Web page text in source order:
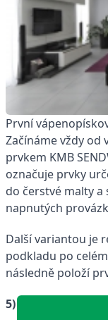
První
Začínáme vždy od
prvkem KMB
označuje prvky
do čerstvé malty
napnutých
Další variantou je
podkladu po
následně položí
5)